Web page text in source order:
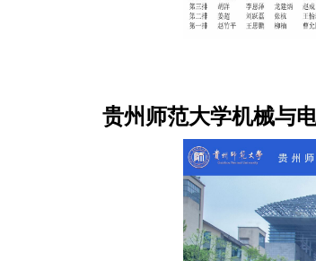
贵州师范大学机械与